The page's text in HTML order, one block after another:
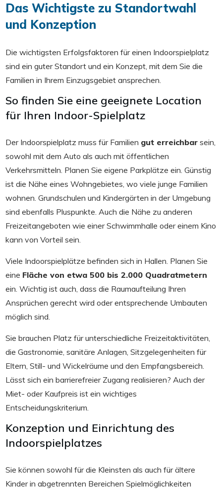
Das Wichtigste zu Standortwahl
und Konzeption
Die wichtigsten Erfolgsfaktoren für einen Indoorspielplatz
sind ein guter Standort und ein Konzept, mit dem Sie die
Familien in Ihrem Einzugsgebiet ansprechen.
So finden Sie eine geeignete Location
für Ihren Indoor-Spielplatz
Der Indoorspielplatz muss für Familien gut erreichbar sein,
sowohl mit dem Auto als auch mit öffentlichen
Verkehrsmitteln. Planen Sie eigene Parkplätze ein. Günstig
ist die Nähe eines Wohngebietes, wo viele junge Familien
wohnen. Grundschulen und Kindergärten in der Umgebung
sind ebenfalls Pluspunkte. Auch die Nähe zu anderen
Freizeitangeboten wie einer Schwimmhalle oder einem Kino
kann von Vorteil sein.
Viele Indoorspielplätze befinden sich in Hallen. Planen Sie
eine Fläche von etwa 500 bis 2.000 Quadratmetern
ein. Wichtig ist auch, dass die Raumaufteilung Ihren
Ansprüchen gerecht wird oder entsprechende Umbauten
möglich sind.
Sie brauchen Platz für unterschiedliche Freizeitaktivitäten,
die Gastronomie, sanitäre Anlagen, Sitzgelegenheiten für
Eltern, Still- und Wickelräume und den Empfangsbereich.
Lässt sich ein barrierefreier Zugang realisieren? Auch der
Miet- oder Kaufpreis ist ein wichtiges
Entscheidungskriterium.
Konzeption und Einrichtung des
Indoorspielplatzes
Sie können sowohl für die Kleinsten als auch für ältere
Kinder in abgetrennten Bereichen Spielmöglichkeiten